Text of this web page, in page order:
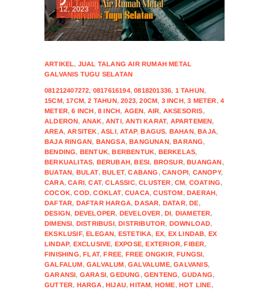
12, 2023
ARTIKEL, JUAL TALANG AIR RUMAH METAL
GALVANIS TUGU SELATAN
081212407272, 0817616194,0818201336, 1 TAHUN,
15CM,17CM,2 TAHUN,2023,20CM, 3 INCH,3 METER,4
METER,6 INCH,8 INCH, AGEN, AIR, AKSESORIS,
ALDERON, ANAK,ANTI,ANTI KARAT, APARTEMEN,
AREA,ARSITEK,ASLI,ATAP,BAGUS, BAHAN,BAJA,
BAJA RINGAN, BANGSA,BANGUNAN,BARANG,
BENDING, BENTUK,BERBENTUK, BERKELAS,
BERKUALITAS, BERUBAH,BESI, BROSUR,BUANGAN,
BUATAN, BULAT,BULET,CABANG ,CANOPI, CANOPY,
CARA,CARI,CAT,CLASSIC,CLUSTER,CM, COATING,
COCOK,COD,COKLAT,CUACA,CUSTOM,DAERAH,
DAFTAR, DAFTAR HARGA,DASAR, DATAR,DE,
DESIGN, DEVELOPER, DEVELOVER,DI, DIAMETER,
DIMENSI, DISTRIBUSI,DISTRIBUTOR, DOWNLOAD,
EKSKLUSIF,ELEGAN, ESTETIKA, EX, EX LINDAB, EX
LINDAP, EXCLUSIVE, EXPOSE,EXTERIOR,FIBER,
FINISHING,FLAT,FREE, FREE ONGKIR,FUNGSI,
GALFALUM,GALVALUM,GALVALUME,GALVANIS,
GARANSI, GARASI,GEDUNG ,GENTENG, GUDANG,
GUTTER, HARGA,HIJAU,HITAM, HOME,HOT LINE,